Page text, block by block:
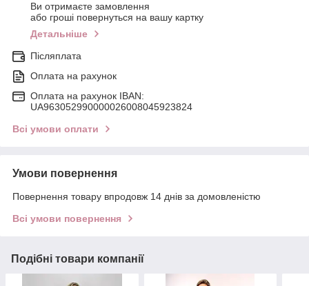
Ви отримаєте замовлення
або гроші повернуться на вашу картку
Детальніше
Післяплата
Оплата на рахунок
Оплата на рахунок IBAN:
UA963052990000026008045923824
Всі умови оплати
Умови повернення
Повернення товару впродовж 14 днів за домовленістю
Всі умови повернення
Подібні товари компанії